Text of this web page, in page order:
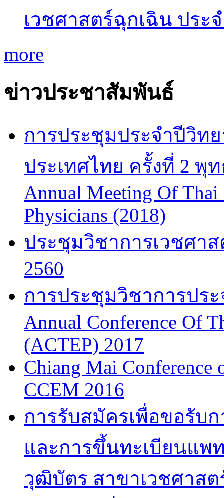
เวชศาสตร์ฉุกเฉิน ปร
more
ข่าวประชาสัมพันธ์
การประชุมประจำปีวิท
ประเทศไทย ครั้งที่ 2 พุท
Annual Meeting Of
Physicians (2018)
ประชุมวิชาการเวชศา
2560
การประชุมวิชาการปร
Annual Conference Of
(ACTEP) 2017
Chiang Mai Conference
CCEM 2016
การรับสมัครเพื่อขอรับ
และการขึ้นทะเบียนแพ
วุฒิบัตร สาขาเวชศาส